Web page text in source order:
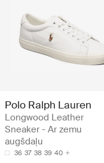
Polo Ralph Lauren
Longwood Leather
Sneaker - Ar zemu
augšdaļu
36 37 38 39 40